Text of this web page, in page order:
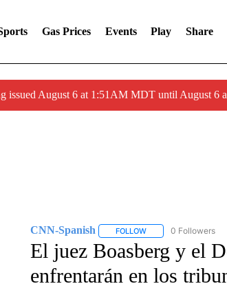
Gas Prices Events Play Share
issued August 6 at 1:51AM MDT until August
CNN-Spanish FOLLOWFOLLOW "CNN-
0 Followers
El juez Boasberg y el
enfrentarán en los